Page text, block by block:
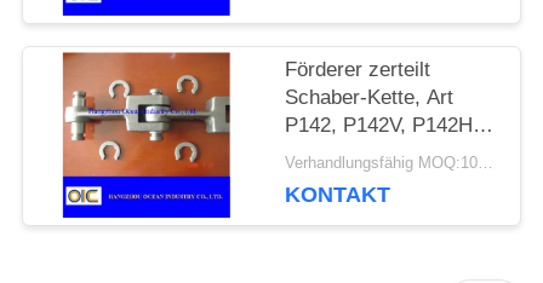
POLICY
Förderer zerteilt
Schaber-Kette, Art
P142, P142V, P142H,
Kette P200
Verhandlungsfähig MOQ:1000M
KONTAKT